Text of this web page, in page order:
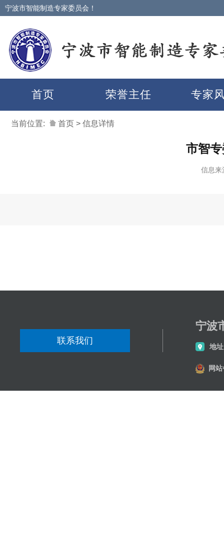
宁波市智能制造专家委员会！
首页 荣誉主任 专家
当前位置: 首页 > 信息详情
市智
信息
联系我们
宁波
地
网